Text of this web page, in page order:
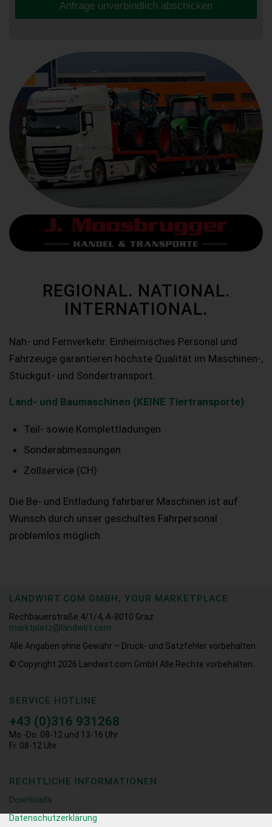
Anfrage unverbindlich abschicken
REGIONAL. NATIONAL.
INTERNATIONAL.
Nah- und Fernverkehr. Einheimisches Personal und
Fahrzeuge garantieren höchste Qualität im Maschinen-,
Stückgut- und Sondertransport.
Land- und Baumaschinen (KEINE Tiertransporte)
Teil- sowie Komplettladungen
Sonderabmessungen
Zollservice (CH)
Die Be- und Entladung fahrbarer Maschinen ist auf
Wunsch durch unser geschultes Fahrpersonal
problemlos möglich.
LANDWIRT.COM GMBH, YOUR MARKETPLACE
Rechbauerstraße 4/1/4, A-8010 Graz
marktplatz@landwirt.com
Alle Angaben ohne Gewähr – Druck- und Satzfehler vorbehalten.
© Copyright 2026
Landwirt.com GmbH Alle Rechte vorbehalten.
SERVICE HOTLINE
+43 (0)316 931268
Mo.-Do. 08-12 und 13-16 Uhr
Fr. 08-12 Uhr
RECHTLICHE INFORMATIONEN
Downloads
Datenschutzerklärung